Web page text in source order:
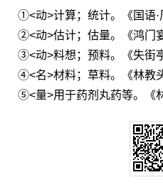
①<动>计算；统计。《国语·
②<动>估计；估量。《鸿门
③<动>料想；预料。《失街
④<名>材料；草料。《林教
⑤<量>用于药剂丸药等。《